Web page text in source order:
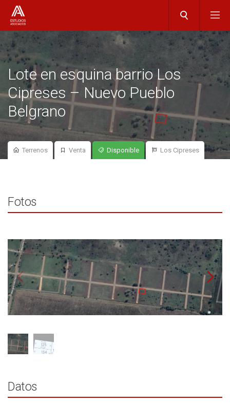
Lote en esquina barrio Los
Cipreses – Nuevo Pueblo
Belgrano
Terrenos Venta Disponible Los Cipreses
Fotos
Datos